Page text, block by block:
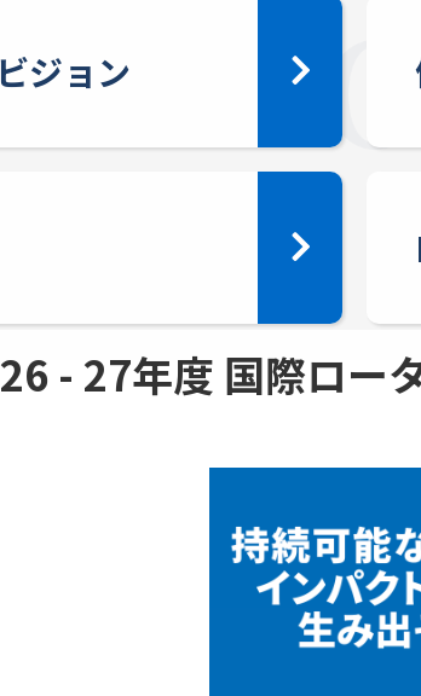
ジョン
- 27年度 国際ロー